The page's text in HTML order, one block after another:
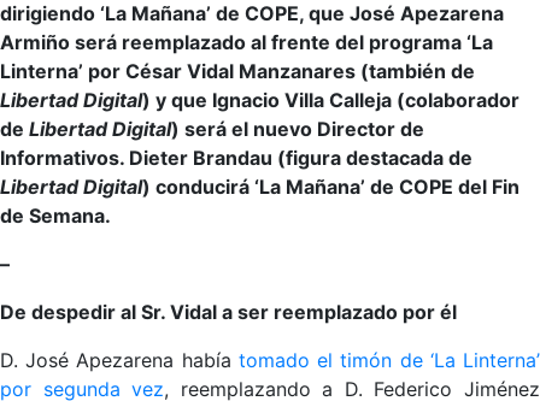
dirigiendo ‘La Mañana’ de COPE, que José Apezarena
Armiño será reemplazado al frente del programa ‘La
Linterna’ por César Vidal Manzanares (también de
Libertad Digital) y que Ignacio Villa Calleja (colaborador
de Libertad Digital) será el nuevo Director de
Informativos. Dieter Brandau (figura destacada de
Libertad Digital) conducirá ‘La Mañana’ de COPE del Fin
de Semana.
–
De despedir al Sr. Vidal a ser reemplazado por él
D. José Apezarena había tomado el timón de ‘La Linterna’
por segunda vez, reemplazando a D. Federico Jiménez